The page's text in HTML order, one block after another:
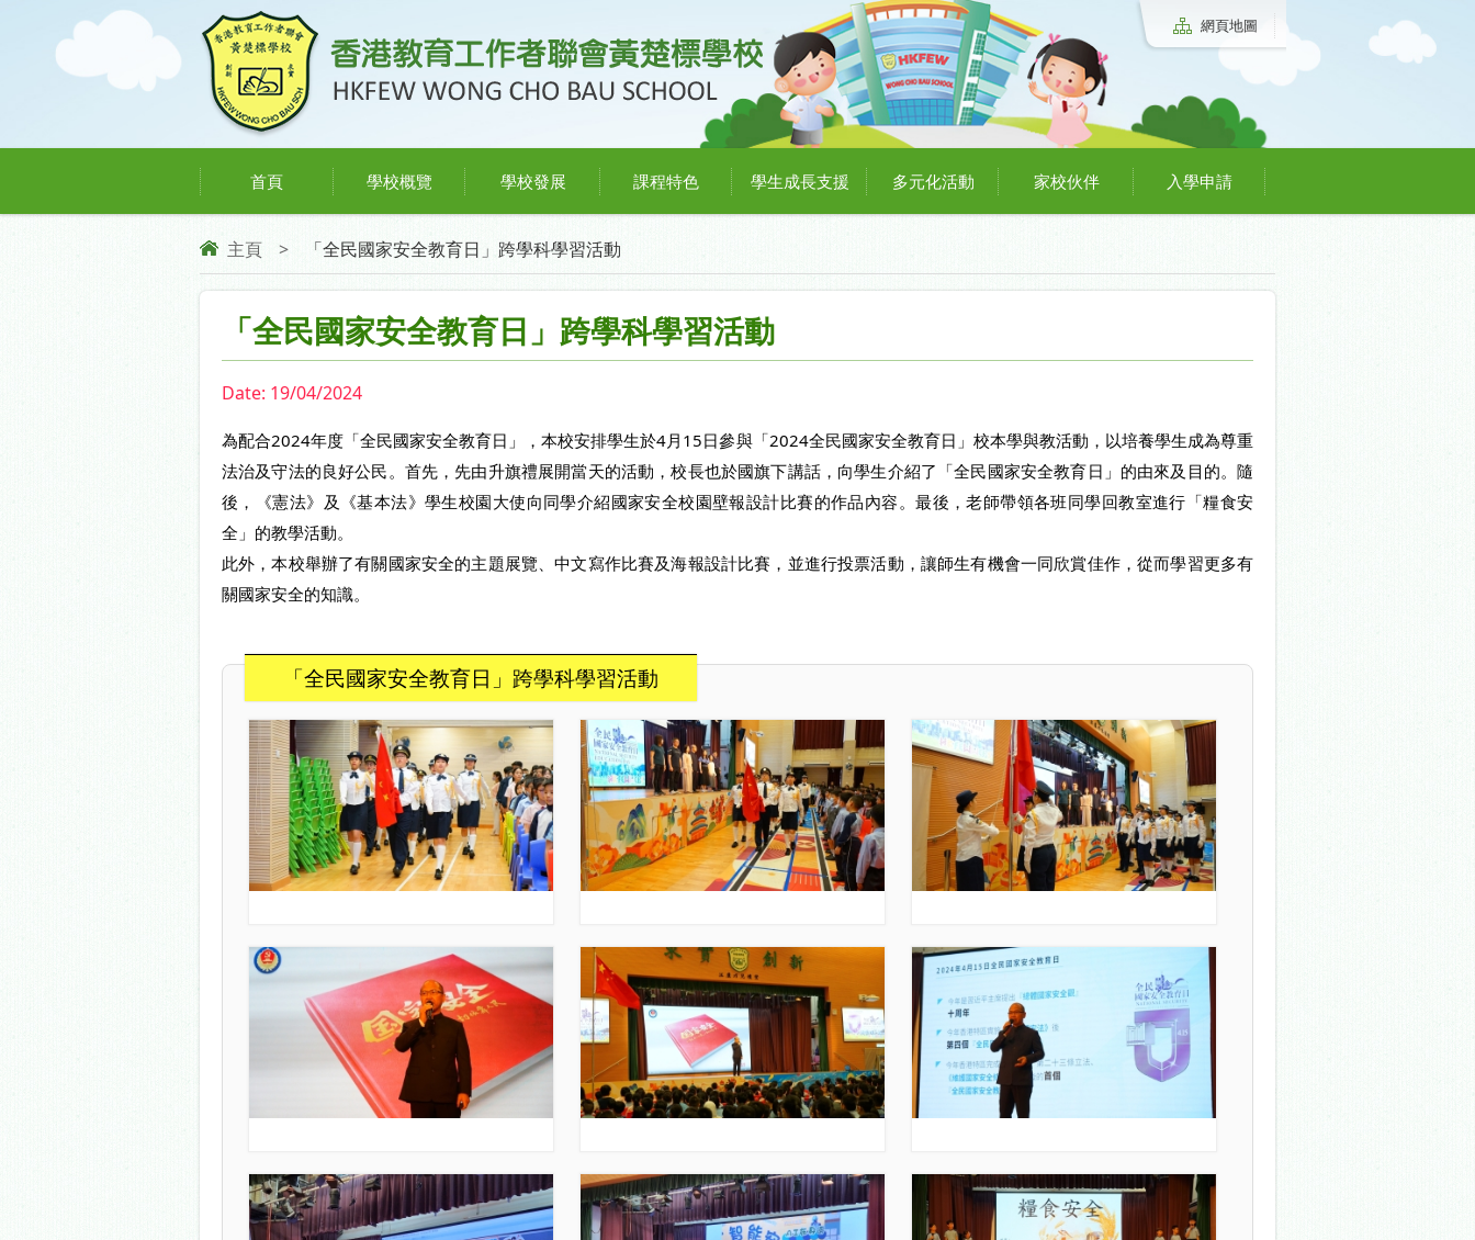
網頁地圖
首頁 學校概覽 學校發展 課程特色 學生成長支援 多元化活動 家校伙伴 入學申請
主頁 > 「全民國家安全教育日」跨學科學習活動
「全民國家安全教育日」跨學科學習活動
Date: 19/04/2024
為配合2024年度「全民國家安全教育日」，本校安排學生於4月15日參與「2024全民國家安全教育日」校本學與教活動，以培養學生成為尊重
法治及守法的良好公民。首先，先由升旗禮展開當天的活動，校長也於國旗下講話，向學生介紹了「全民國家安全教育日」的由來及目的。隨
後，《憲法》及《基本法》學生校園大使向同學介紹國家安全校園壁報設計比賽的作品內容。最後，老師帶領各班同學回教室進行「糧食安
全」的教學活動。
此外，本校舉辦了有關國家安全的主題展覽、中文寫作比賽及海報設計比賽，並進行投票活動，讓師生有機會一同欣賞佳作，從而學習更多有
關國家安全的知識。
「全民國家安全教育日」跨學科學習活動